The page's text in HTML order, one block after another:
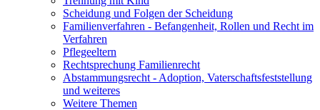
Scheidung und Folgen der Scheidung
Familienverfahren - Befangenheit, Rollen und Recht im
Verfahren
Pflegeeltern
Rechtsprechung Familienrecht
Abstammungsrecht - Adoption, Vaterschaftsfeststellung
und weiteres
Weitere Themen